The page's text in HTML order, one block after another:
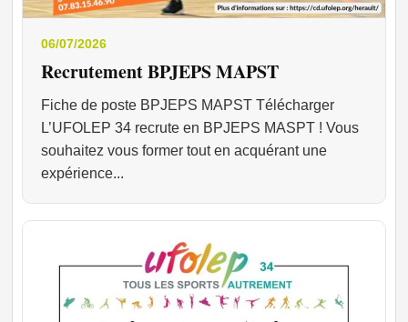
06/07/2026
Recrutement BPJEPS MAPST
Fiche de poste BPJEPS MAPST Télécharger
L’UFOLEP 34 recrute en BPJEPS MASPT ! Vous
souhaitez vous former tout en acquérant une
expérience...